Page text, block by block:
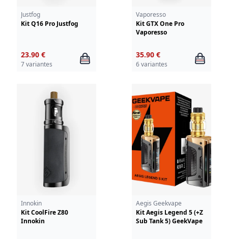
Justfog
Kit Q16 Pro Justfog
23.90 €
7 variantes
Vaporesso
Kit GTX One Pro
Vaporesso
35.90 €
6 variantes
Innokin
Kit CoolFire Z80
Innokin
Aegis Geekvape
Kit Aegis Legend 5 (+Z
Sub Tank 5) GeekVape